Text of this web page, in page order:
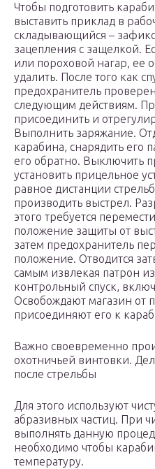
Чтобы подготовить
выставить приклад в
складывающийся –
зацепления с защелкой.
или пороховой нагар, ее
удалить. После того как
предохранитель
следующим действиям.
присоединить и
Выполнить заряжание.
карабина, снарядить его
его обратно. Выключить
установить прицельное
равное дистанции
производить выстрел.
этого требуется
положение защиты от
затем предохранитель
положение. Отводится
самым извлекая патрон
контрольный спуск,
Освобождают магазин от
присоединяют его к
Важно своевременно
охотничьей винтовки.
после стрельбы
Для этого используют
абразивных частиц. При
выполнять данную
необходимо чтобы
температуру.